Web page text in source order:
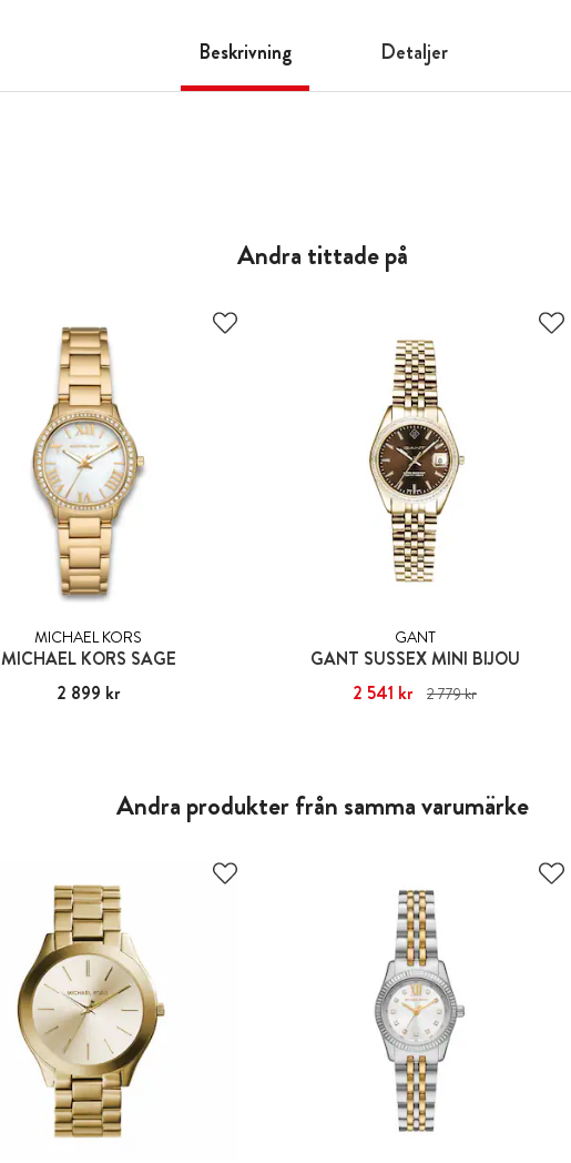
Beskrivning Detaljer
Andra tittade på
MICHAEL KORS
MICHAEL KORS SAGE
Pris :2 899 kr
2 899 kr
GANT
GANT SUSSEX MINI BIJOU
Nuvarande pris: 2 541 krTidigare pris
2 541 kr 2 779 kr
Andra produkter från samma varumärke